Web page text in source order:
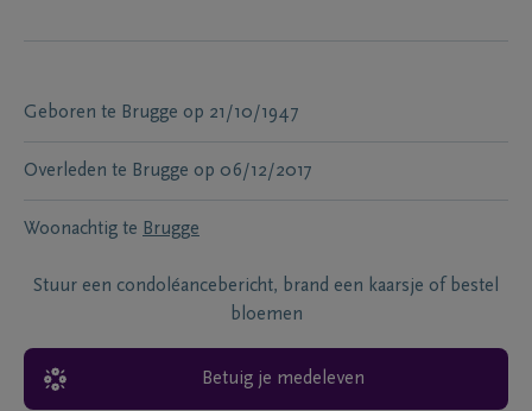
Geboren te Brugge op 21/10/1947
Overleden te Brugge op 06/12/2017
Woonachtig te Brugge
Stuur een condoléancebericht, brand een kaarsje of bestel
bloemen
Betuig je medeleven